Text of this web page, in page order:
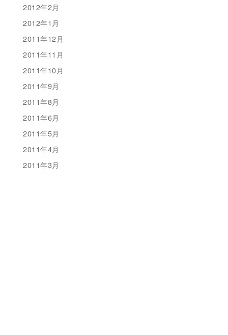
2012年2月
2012年1月
2011年12月
2011年11月
2011年10月
2011年9月
2011年8月
2011年6月
2011年5月
2011年4月
2011年3月